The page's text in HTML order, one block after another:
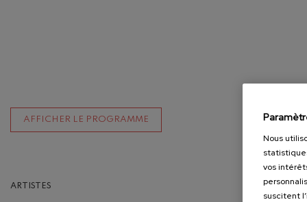
AFFICHER LE PROGRAMME
ARTISTES
Nous
vos
suscitent